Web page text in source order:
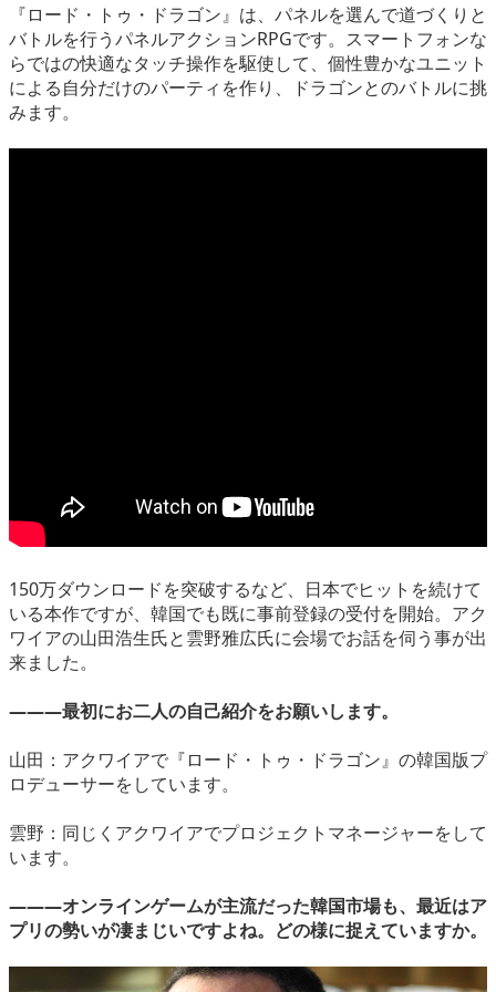
『ロード・トゥ・ドラゴン』は、パネルを選んで道づくりと
バトルを行うパネルアクションRPGです。スマートフォンな
らではの快適なタッチ操作を駆使して、個性豊かなユニット
による自分だけのパーティを作り、ドラゴンとのバトルに挑
みます。
150万ダウンロードを突破するなど、日本でヒットを続けて
いる本作ですが、韓国でも既に事前登録の受付を開始。アク
ワイアの山田浩生氏と雲野雅広氏に会場でお話を伺う事が出
来ました。
―――最初にお二人の自己紹介をお願いします。
山田：アクワイアで『ロード・トゥ・ドラゴン』の韓国版プ
ロデューサーをしています。
雲野：同じくアクワイアでプロジェクトマネージャーをして
います。
―――オンラインゲームが主流だった韓国市場も、最近はア
プリの勢いが凄まじいですよね。どの様に捉えていますか。